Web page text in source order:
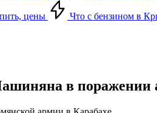
цены Что с бензином в
в поражении